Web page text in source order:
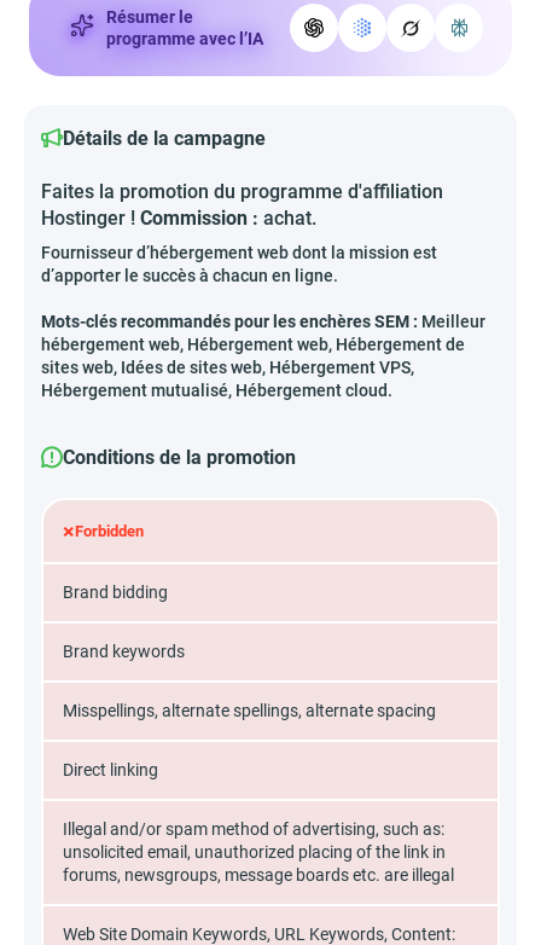
Résumer le
programme avec l’IA
Détails de la campagne
Faites la promotion du programme d'affiliation
Hostinger ! Commission : achat.
Fournisseur d’hébergement web dont la mission est
d’apporter le succès à chacun en ligne.
Mots-clés recommandés pour les enchères SEM : Meilleur
hébergement web, Hébergement web, Hébergement de
sites web, Idées de sites web, Hébergement VPS,
Hébergement mutualisé, Hébergement cloud.
Conditions de la promotion
×Forbidden
Brand bidding
Brand keywords
Misspellings, alternate spellings, alternate spacing
Direct linking
Illegal and/or spam method of advertising, such as:
unsolicited email, unauthorized placing of the link in
forums, newsgroups, message boards etc. are illegal
Web Site Domain Keywords, URL Keywords, Content: